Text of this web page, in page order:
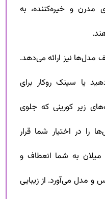
مدرن و خیره‌کننده، به
مدل‌ها نیز ارائه می‌دهد.
یا سینک روکار برای
زیر کورینی که جلوی
را در اختیار شما قرار
به شما انعطاف و
و مدل می‌آورد. از زیبایی